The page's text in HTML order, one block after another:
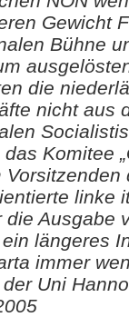
Gewicht
Bühne
die
nicht aus
Komitee
linke
die Ausgabe
längeres
immer
Uni